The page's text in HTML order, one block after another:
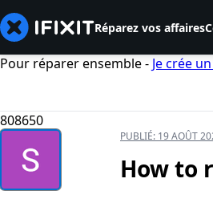
Réparez vos affaires
Pour réparer ensemble - Je crée
808650
PUBLIÉ: 19 AOÛT
How to